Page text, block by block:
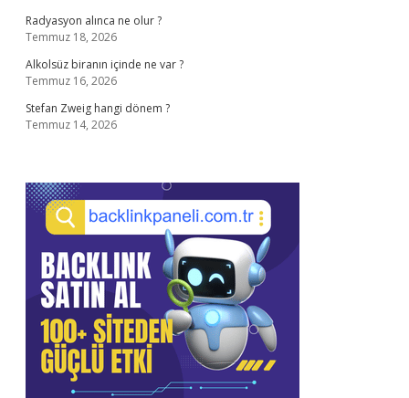
Radyasyon alınca ne olur ?
Temmuz 18, 2026
Alkolsüz biranın içinde ne var ?
Temmuz 16, 2026
Stefan Zweig hangi dönem ?
Temmuz 14, 2026